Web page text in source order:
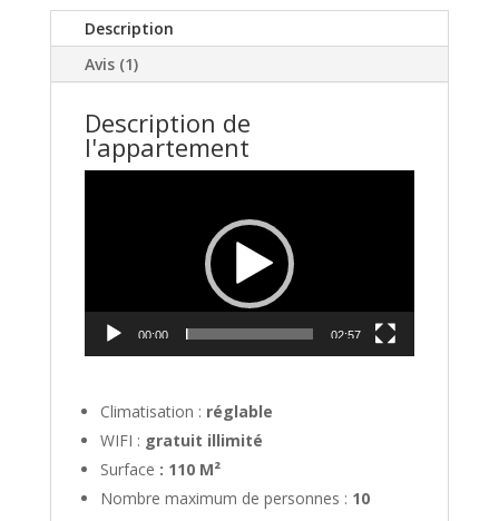
Description
Avis (1)
Description de
l'appartement
00:00 02:57
Climatisation : réglable
WIFI : gratuit illimité
Surface : 110 M²
Nombre maximum de personnes : 10